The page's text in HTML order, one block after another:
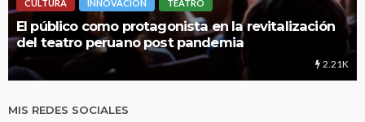
LIMA HIPERLOCAL
UNMSM: Cuando una institución brinda más que
educación
1.24K
MIS REDES SOCIALES